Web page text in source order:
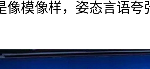
像模像样，姿态言语夸